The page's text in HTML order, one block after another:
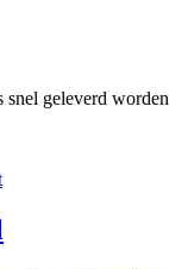
snel geleverd worden